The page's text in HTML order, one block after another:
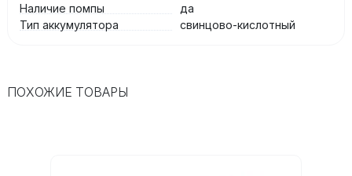
Наличие помпы
да
Тип аккумулятора
свинцово-кислотный
ПОХОЖИЕ ТОВАРЫ